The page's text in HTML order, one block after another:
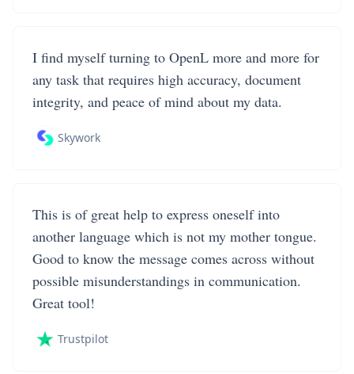
I find myself turning to OpenL more and more for
any task that requires high accuracy, document
integrity, and peace of mind about my data.
Skywork
This is of great help to express oneself into
another language which is not my mother tongue.
Good to know the message comes across without
possible misunderstandings in communication.
Great tool!
Trustpilot